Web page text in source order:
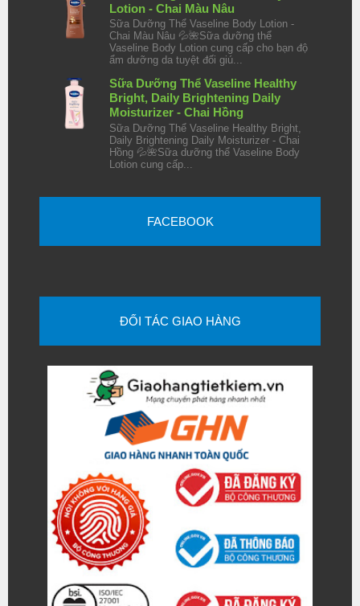
Lotion - Chai Màu Nâu
Sữa Dưỡng Thể Vaseline Body Lotion -
Chai Màu Nâu 💦🌺Sữa dưỡng thể
Vaseline Body Lotion cung cấp cho bạn độ
ẩm dưỡng da tuyệt đối giú...
Sữa Dưỡng Thể Vaseline Healthy
Bright, Daily Brightening Daily
Moisturizer - Chai Hồng
Sữa Dưỡng Thể Vaseline Healthy Bright,
Daily Brightening Daily Moisturizer - Chai
Hồng 💦🌺Sữa dưỡng thể Vaseline Body
Lotion cung cấp...
FACEBOOK
ĐỐI TÁC GIAO HÀNG